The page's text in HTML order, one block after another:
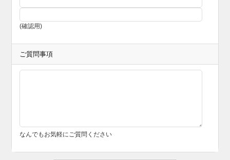
(確認用)
ご質問事項
なんでもお気軽にご質問ください